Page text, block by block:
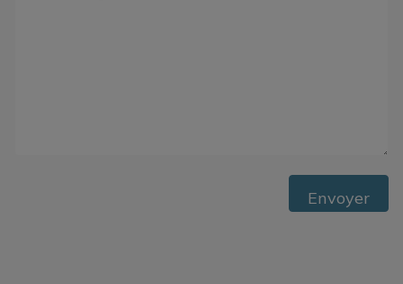
Envoyer